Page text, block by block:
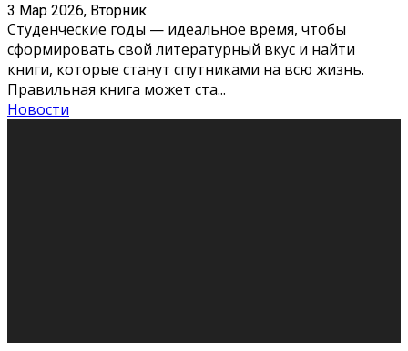
3 Мар 2026, Вторник
Студенческие годы — идеальное время, чтобы
сформировать свой литературный вкус и найти
книги, которые станут спутниками на всю жизнь.
Правильная книга может ста...
Новости